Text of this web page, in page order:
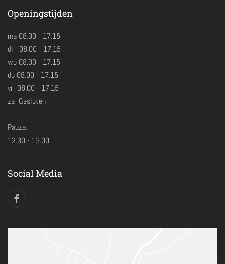
Openingstijden
ma 08.00 - 17.15
di 08.00 - 17.15
wo 08.00 - 17.15
do 08.00 - 17.15
vr 08.00 - 17.15
za Gesloten
Pauze:
12.30 - 13.00
Social Media